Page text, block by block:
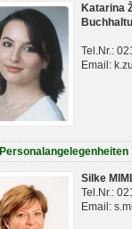
Katarina
Tel.Nr.:
Email:
Personalangelegenheiten
Silke
Tel.Nr.:
Email: